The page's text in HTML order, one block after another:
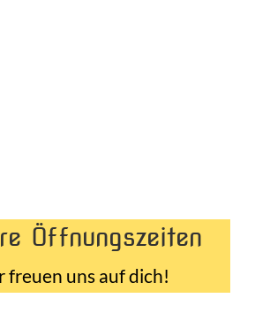
Öffnungszeiten
freuen uns auf dich!